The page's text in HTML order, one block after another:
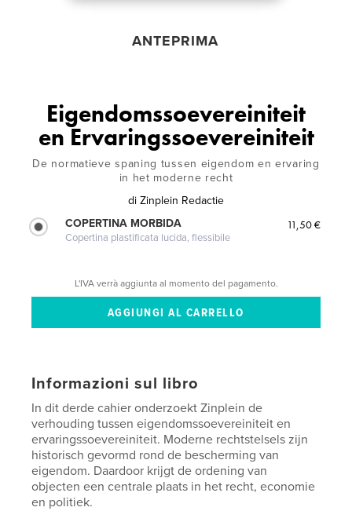
ANTEPRIMA
Eigendomssoevereiniteit
en Ervaringssoevereiniteit
De normatieve spaning tussen eigendom en ervaring
in het moderne recht
di Zinplein Redactie
COPERTINA MORBIDA
Copertina plastificata lucida, flessibile
11,50 €
L'IVA verrà aggiunta al momento del pagamento.
Informazioni sul libro
In dit derde cahier onderzoekt Zinplein de
verhouding tussen eigendomssoevereiniteit en
ervaringssoevereiniteit. Moderne rechtstelsels zijn
historisch gevormd rond de bescherming van
eigendom. Daardoor krijgt de ordening van
objecten een centrale plaats in het recht, economie
en politiek.